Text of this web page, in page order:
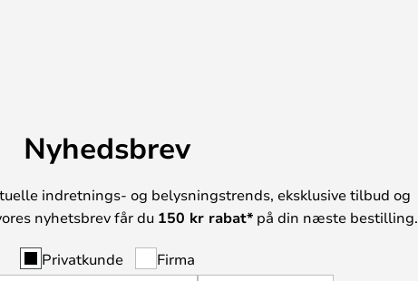
Nyhedsbrev
indretnings- og belysningstrends, eksklusive tilbud og
nyhetsbrev får du 150 kr rabat*på din næste bestilling.
Privatkunde Firma